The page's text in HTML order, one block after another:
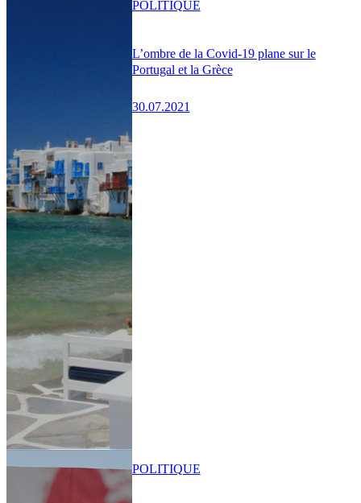
L’ombre de la Covid-19 plane sur le
Portugal et la Grèce
30.07.2021
POLITIQUE
POLITIQUE